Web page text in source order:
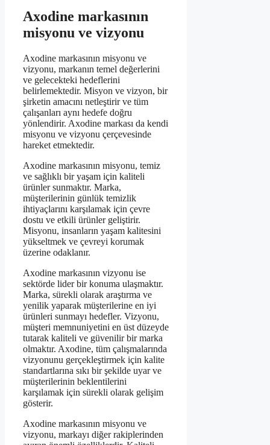
Axodine markasının
misyonu ve vizyonu
Axodine markasının misyonu ve
vizyonu, markanın temel değerlerini
ve gelecekteki hedeflerini
belirlemektedir. Misyon ve vizyon, bir
şirketin amacını netleştirir ve tüm
çalışanları aynı hedefe doğru
yönlendirir. Axodine markası da kendi
misyonu ve vizyonu çerçevesinde
hareket etmektedir.
Axodine markasının misyonu, temiz
ve sağlıklı bir yaşam için kaliteli
ürünler sunmaktır. Marka,
müşterilerinin günlük temizlik
ihtiyaçlarını karşılamak için çevre
dostu ve etkili ürünler geliştirir.
Misyonu, insanların yaşam kalitesini
yükseltmek ve çevreyi korumak
üzerine odaklanır.
Axodine markasının vizyonu ise
sektörde lider bir konuma ulaşmaktır.
Marka, sürekli olarak araştırma ve
yenilik yaparak müşterilerine en iyi
ürünleri sunmayı hedefler. Vizyonu,
müşteri memnuniyetini en üst düzeyde
tutarak kaliteli ve güvenilir bir marka
olmaktır. Axodine, tüm çalışmalarında
vizyonunu gerçekleştirmek için kalite
standartlarına sıkı bir şekilde uyar ve
müşterilerinin beklentilerini
karşılamak için sürekli olarak gelişim
gösterir.
Axodine markasının misyonu ve
vizyonu, markayı diğer rakiplerinden